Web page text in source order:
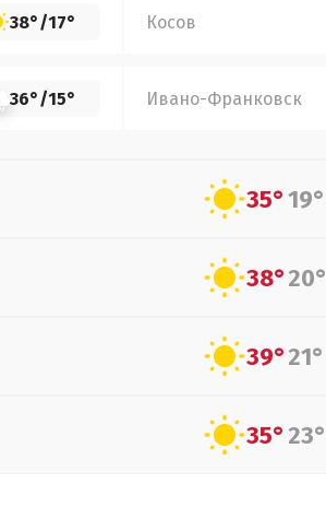
38°/17° Косов
36°/15° Ивано-Франковск
35°19°
38°20°
39°21°
35°23°